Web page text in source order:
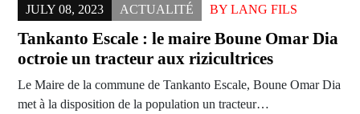
JULY 08, 2023 ACTUALITÉ BY LANG FILS
Tankanto Escale : le maire Boune Omar Dia
octroie un tracteur aux rizicultrices
Le Maire de la commune de Tankanto Escale, Boune Omar Dia
met à la disposition de la population un tracteur…